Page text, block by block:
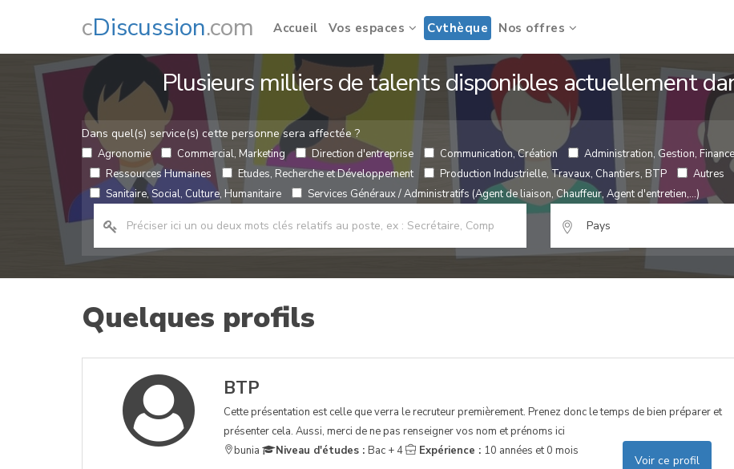
cDiscussion.com Accueil Vos espaces Cvthèque Nos offres
Plusieurs milliers de talents disponibles actuellement
Dans quel(s) service(s) cette personne sera affectée ?
Agronomie Commercial, Marketing Direction d'entreprise Communication, Création Administration, Gestion,
Ressources Humaines
Etudes, Recherche et Développement Production Industrielle, Travaux, Chantiers, BTP Autres
Sanitaire, Social, Culture, Humanitaire
Services Généraux / Administratifs (Agent de liaison, Chauffeur, Agent d'entretien,...)
Quelques profils
BTP
Cette présentation est celle que verra le recruteur premièrement. Prenez donc le temps de bien préparer et
présenter cela. Aussi, merci de ne pas renseigner vos nom et prénoms ici
bunia
Niveau d'études : Bac + 4 Expérience : 10 années et 0 mois
Voir ce profil